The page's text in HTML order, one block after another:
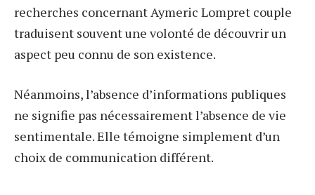
recherches concernant Aymeric Lompret couple
traduisent souvent une volonté de découvrir un
aspect peu connu de son existence.
Néanmoins, l’absence d’informations publiques
ne signifie pas nécessairement l’absence de vie
sentimentale. Elle témoigne simplement d’un
choix de communication différent.